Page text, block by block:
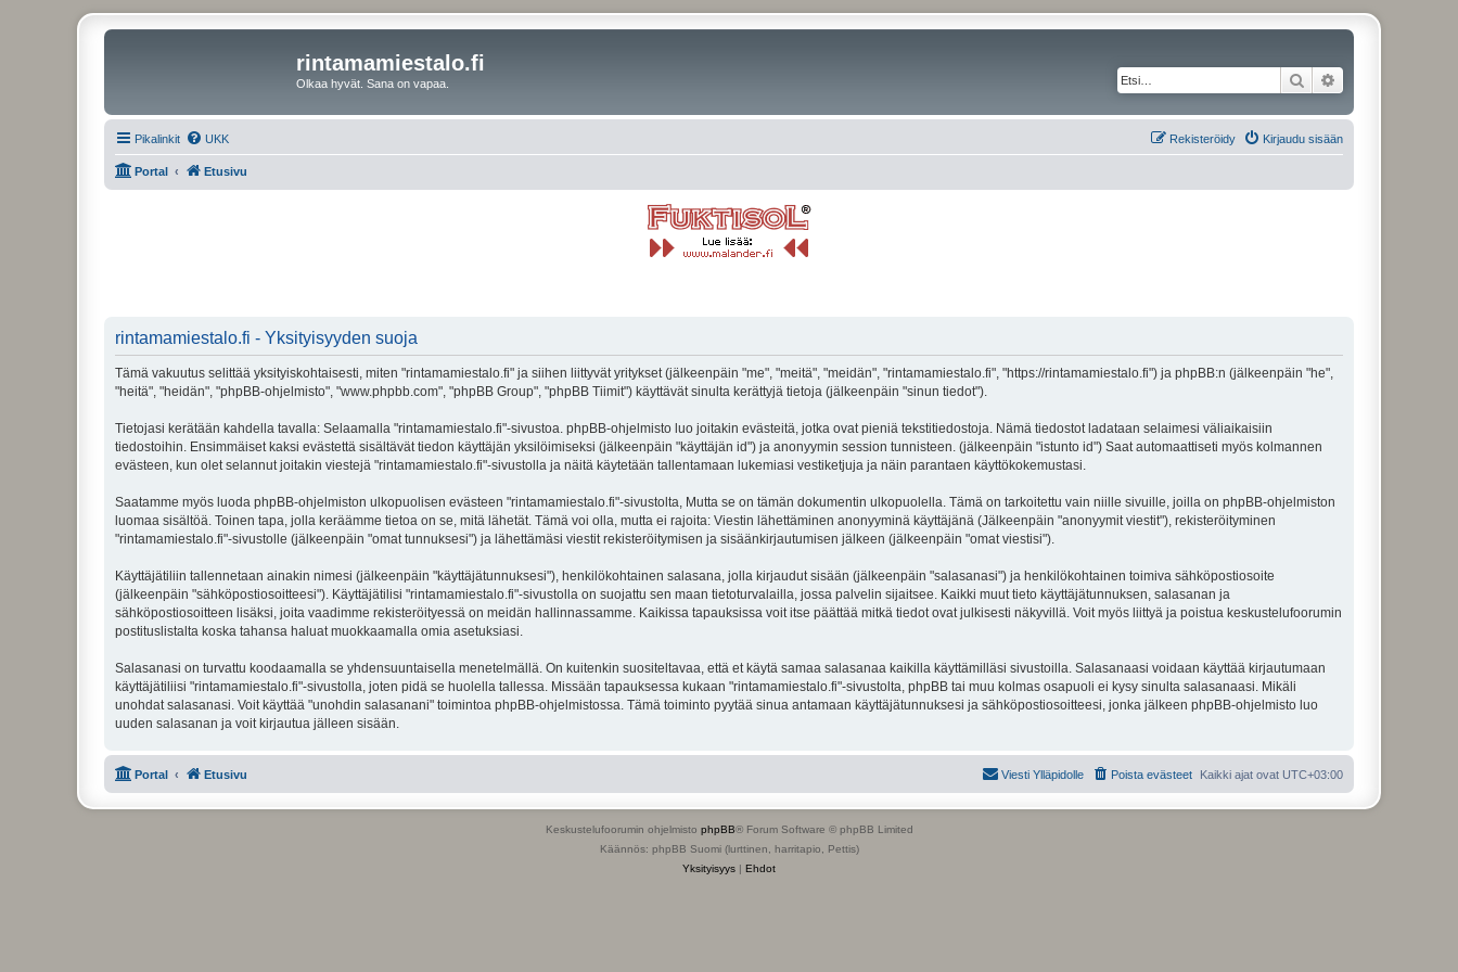
rintamamiestalo.fi
Olkaa hyvät. Sana on vapaa. Etsi
Pikalinkit UKK Kirjaudu sisään
Rekisteröidy
Portal Etusivu
rintamamiestalo.fi - Yksityisyyden suoja
Tämä vakuutus selittää yksityiskohtaisesti, miten "rintamamiestalo.fi" ja siihen liittyvät yritykset (jälkeenpäin "me", "meitä", "meidän", "rintamamiestalo.fi", "https://rintamamiestalo.fi") ja phpBB:n (jälkeenpäin "he",
"heitä", "heidän", "phpBB-ohjelmisto", "www.phpbb.com", "phpBB Group", "phpBB Tiimit") käyttävät sinulta kerättyjä tietoja (jälkeenpäin "sinun tiedot").
Tietojasi kerätään kahdella tavalla: Selaamalla "rintamamiestalo.fi"-sivustoa. phpBB-ohjelmisto luo joitakin evästeitä, jotka ovat pieniä tekstitiedostoja. Nämä tiedostot ladataan selaimesi väliaikaisiin
tiedostoihin. Ensimmäiset kaksi evästettä sisältävät tiedon käyttäjän yksilöimiseksi (jälkeenpäin "käyttäjän id") ja anonyymin session tunnisteen. (jälkeenpäin "istunto id") Saat automaattiseti myös kolmannen
evästeen, kun olet selannut joitakin viestejä "rintamamiestalo.fi"-sivustolla ja näitä käytetään tallentamaan lukemiasi vestiketjuja ja näin parantaen käyttökokemustasi.
Saatamme myös luoda phpBB-ohjelmiston ulkopuolisen evästeen "rintamamiestalo.fi"-sivustolta, Mutta se on tämän dokumentin ulkopuolella. Tämä on tarkoitettu vain niille sivuille, joilla on phpBB-ohjelmiston
luomaa sisältöä. Toinen tapa, jolla keräämme tietoa on se, mitä lähetät. Tämä voi olla, mutta ei rajoita: Viestin lähettäminen anonyyminä käyttäjänä (Jälkeenpäin "anonyymit viestit"), rekisteröityminen
"rintamamiestalo.fi"-sivustolle (jälkeenpäin "omat tunnuksesi") ja lähettämäsi viestit rekisteröitymisen ja sisäänkirjautumisen jälkeen (jälkeenpäin "omat viestisi").
Käyttäjätiliin tallennetaan ainakin nimesi (jälkeenpäin "käyttäjätunnuksesi"), henkilökohtainen salasana, jolla kirjaudut sisään (jälkeenpäin "salasanasi") ja henkilökohtainen toimiva sähköpostiosoite
(jälkeenpäin "sähköpostiosoitteesi"). Käyttäjätilisi "rintamamiestalo.fi"-sivustolla on suojattu sen maan tietoturvalailla, jossa palvelin sijaitsee. Kaikki muut tieto käyttäjätunnuksen, salasanan ja
sähköpostiosoitteen lisäksi, joita vaadimme rekisteröityessä on meidän hallinnassamme. Kaikissa tapauksissa voit itse päättää mitkä tiedot ovat julkisesti näkyvillä. Voit myös liittyä ja poistua keskustelufoorumin
postituslistalta koska tahansa haluat muokkaamalla omia asetuksiasi.
Salasanasi on turvattu koodaamalla se yhdensuuntaisella menetelmällä. On kuitenkin suositeltavaa, että et käytä samaa salasanaa kaikilla käyttämilläsi sivustoilla. Salasanaasi voidaan käyttää kirjautumaan
käyttäjätiliisi "rintamamiestalo.fi"-sivustolla, joten pidä se huolella tallessa. Missään tapauksessa kukaan "rintamamiestalo.fi"-sivustolta, phpBB tai muu kolmas osapuoli ei kysy sinulta salasanaasi. Mikäli
unohdat salasanasi. Voit käyttää "unohdin salasanani" toimintoa phpBB-ohjelmistossa. Tämä toiminto pyytää sinua antamaan käyttäjätunnuksesi ja sähköpostiosoitteesi, jonka jälkeen phpBB-ohjelmisto luo
uuden salasanan ja voit kirjautua jälleen sisään.
Portal Etusivu Kaikki ajat ovat UTC+03:00
Poista evästeet
Viesti Ylläpidolle
Keskustelufoorumin ohjelmisto phpBB® Forum Software © phpBB Limited
Käännös: phpBB Suomi (lurttinen, harritapio, Pettis)
Yksityisyys | Ehdot